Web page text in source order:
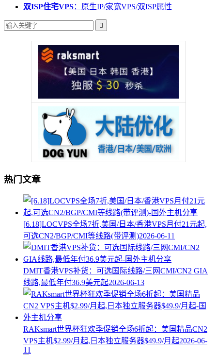
双ISP住宅VPS：原生IP/家宽VPS/双ISP属性

热门文章
[6.18]LOCVPS全场7折,美国/日本/香港VPS月付21元起,
可选CN2/BGP/CMI等线路(带评测)2026-06-11
DMIT香港VPS补货：可选国际线路/三网CMI/CN2 GIA
线路,最低年付36.9美元起2026-06-13
RAKsmart世界杯狂欢季促销全场6折起：美国精品CN2
VPS主机$2.99/月起,日本独立服务器$49.9/月起2026-06-
11